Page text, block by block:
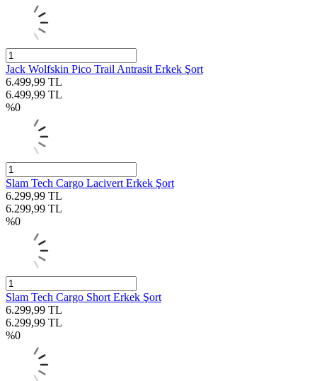
Jack Wolfskin Pico Trail Antrasit Erkek Şort
6.499,99 TL
6.499,99 TL
%0
Slam Tech Cargo Lacivert Erkek Şort
6.299,99 TL
6.299,99 TL
%0
Slam Tech Cargo Short Erkek Şort
6.299,99 TL
6.299,99 TL
%0